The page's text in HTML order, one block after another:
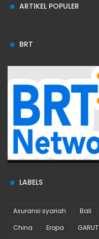
ARTIKEL POPULER
BRT
LABELS
Asuransi syariah Bali
China
Eropa GARUT